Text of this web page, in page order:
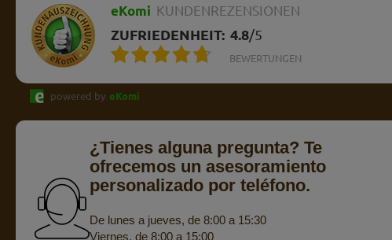
eKomi KUNDENREZENSIONEN
ZUFRIEDENHEIT: 4.8/5
BEWERTUNGEN
powered by eKomi
¿Tienes alguna pregunta? Te
ofrecemos un asesoramiento
personalizado por teléfono.
De lunes a jueves, de 8:00 a 15:30
Viernes, de 8:00 a 15:00